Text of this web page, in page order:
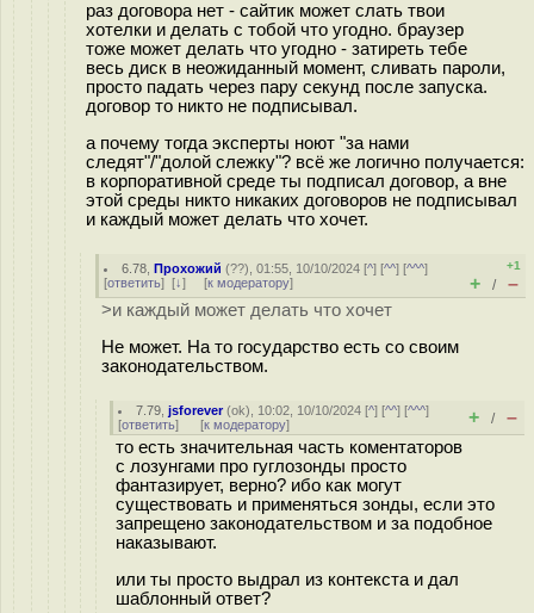
раз договора нет - сайтик может слать твои
хотелки и делать с тобой что угодно. браузер
тоже может делать что угодно - затиреть тебе
весь диск в неожиданный момент, сливать пароли,
просто падать через пару секунд после запуска.
договор то никто не подписывал.
а почему тогда эксперты ноют "за нами
следят"/"долой слежку"? всё же логично получается:
в корпоративной среде ты подписал договор, а вне
этой среды никто никаких договоров не подписывал
и каждый может делать что хочет.
6.78 ,Прохожий (??), 01:55, 10/10/2024 [^] [^^] [^^^]
[ответить] [↓] [к модератору]
+1
+ / –
>и каждый может делать что хочет
Не может. На то государство есть со своим
законодательством.
7.79 ,jsforever(ok), 10:02, 10/10/2024 [^] [^^] [^^^]
[ответить] [к модератору] + / –
то есть значительная часть коментаторов
с лозунгами про гуглозонды просто
фантазирует, верно? ибо как могут
существовать и применяться зонды, если это
запрещено законодательством и за подобное
наказывают.
или ты просто выдрал из контекста и дал
шаблонный ответ?